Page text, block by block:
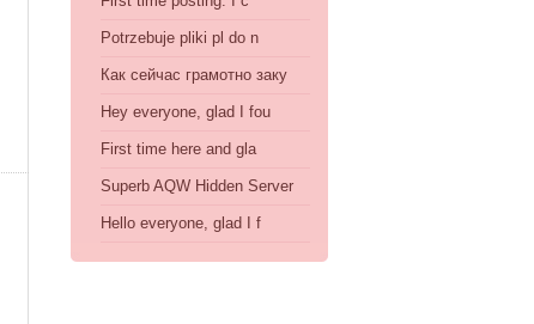
Potrzebuje pliki pl do n
Как сейчас грамотно заку
Hey everyone, glad I fou
First time here and gla
Superb AQW Hidden Server
Hello everyone, glad I f